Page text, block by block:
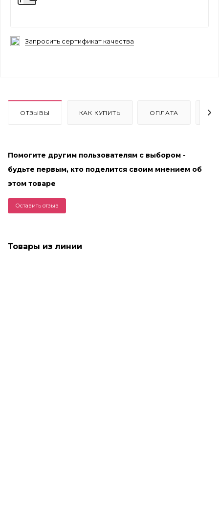
Запросить сертификат качества
ОТЗЫВЫ КАК КУПИТЬ ОПЛАТА
Помогите другим пользователям с выбором -
будьте первым, кто поделится своим мнением об
этом товаре
Оставить отзыв
Товары из линии